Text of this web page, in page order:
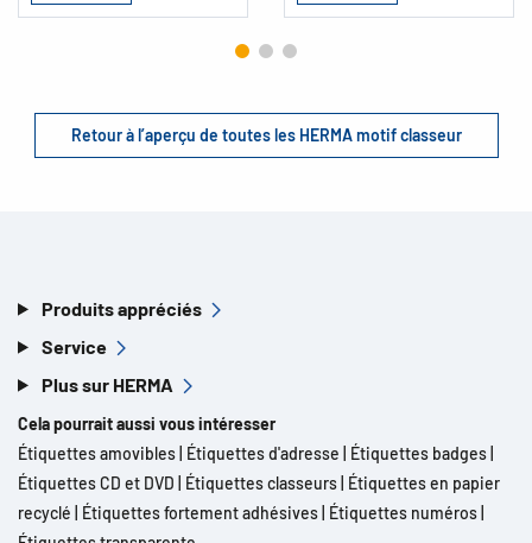
Retour à l’aperçu de toutes les HERMA motif classeur
Produits appréciés
Service
Plus sur HERMA
Cela pourrait aussi vous intéresser
Étiquettes amovibles Étiquettes d'adresse Étiquettes badges
Étiquettes CD et DVD
Étiquettes classeurs Étiquettes en papier
recyclé
Étiquettes fortement adhésives Étiquettes numéros